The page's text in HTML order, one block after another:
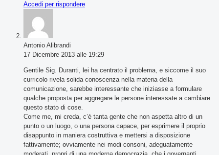
Accedi per rispondere
Antonio Alibrandi
17 Dicembre 2013 alle 19:29
Gentile Sig. Duranti, lei ha centrato il problema, e siccome il suo
curricolo rivela solida conoscenza nella materia della
comunicazione, sarebbe interessante che iniziasse a formulare
qualche proposta per aggregare le persone interessate a cambiare
questo stato di cose.
Come me, mi creda, c’è tanta gente che non aspetta altro di un
punto o un luogo, o una persona capace, per esprimere il proprio
disappunto in maniera costruttiva e mettersi a disposizione
fattivamente; ovviamente nei modi consoni, adeguatamente